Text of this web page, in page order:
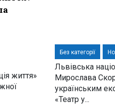
життя»
Без категорії
Львівська
Мирослава
українським
«Театр у...